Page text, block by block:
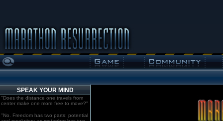
SPEAK YOUR MIND
"Does the distance one travels from
center make one more free to move?"
"No. Freedom has two parts: potential